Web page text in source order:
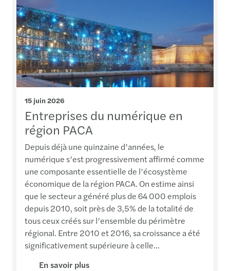
15 juin 2026
Entreprises du numérique en
région PACA
Depuis déjà une quinzaine d’années, le
numérique s’est progressivement affirmé comme
une composante essentielle de l’écosystème
économique de la région PACA. On estime ainsi
que le secteur a généré plus de 64 000 emplois
depuis 2010, soit près de 3,5% de la totalité de
tous ceux créés sur l’ensemble du périmètre
régional. Entre 2010 et 2016, sa croissance a été
significativement supérieure à celle...
En savoir plus